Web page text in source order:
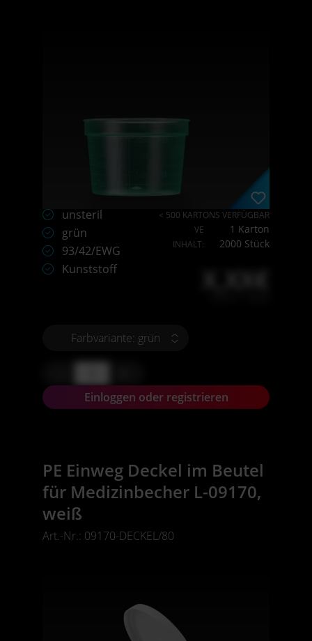
unsteril
grün
93/42/EWG
Kunststoff
< 500 KARTONS VERFÜGBAR
VE
1 Karton
INHALT: 2000 Stück
X,XX€
Farbvariante: grün
Einloggen oder registrieren
PE Einweg Deckel im Beutel
für Medizinbecher L-09170,
weiß
Art.-Nr.: 09170-DECKEL/80